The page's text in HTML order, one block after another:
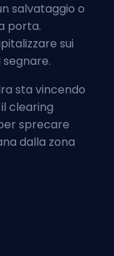
salvataggio o
porta.
sui
sta vincendo
clearing
sprecare
dalla zona